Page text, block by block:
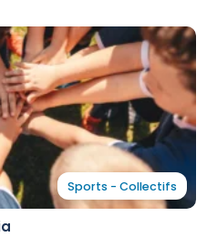
Sports - Collectifs